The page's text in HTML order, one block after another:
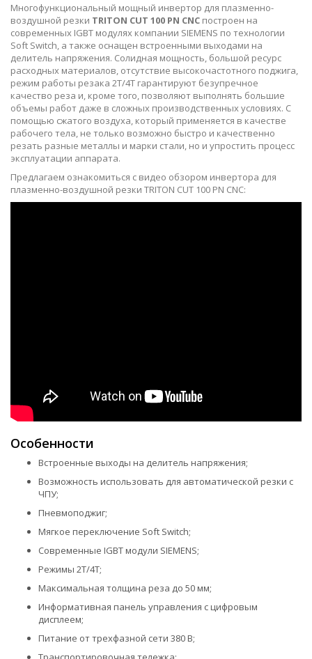
Многофункциональный мощный инвертор для плазменно-
воздушной резки TRITON CUT 100 PN CNC построен на
современных IGBT модулях компании SIEMENS по технологии
Soft Switch, а также оснащен встроенными выходами на
делитель напряжения. Солидная мощность, большой ресурс
расходных материалов, отсутствие высокочастотного поджига,
режим работы резака 2Т/4Т гарантируют безупречное
качество реза и, кроме того, позволяют выполнять большие
объемы работ даже в сложных производственных условиях. С
помощью сжатого воздуха, который применяется в качестве
рабочего тела, не только возможно быстро и качественно
резать разные металлы и марки стали, но и упростить процесс
эксплуатации аппарата.
Предлагаем ознакомиться с видео обзором инвертора для
плазменно-воздушной резки TRITON CUT 100 PN CNC:
Особенности
Встроенные выходы на делитель напряжения;
Возможность использовать для автоматической резки с
ЧПУ;
Пневмоподжиг;
Мягкое переключение Soft Switch;
Современные IGBT модули SIEMENS;
Режимы 2Т/4Т;
Максимальная толщина реза до 50 мм;
Информативная панель управления с цифровым
дисплеем;
Питание от трехфазной сети 380 В;